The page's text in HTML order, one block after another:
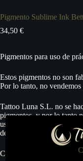
Pigmento Sublime Ink
34,50 €
Pigmentos para uso de
Estos pigmentos no son
Por lo tanto, no vendemos
Tattoo Luna S.L. no se
pigmentos, y por lo tanto
uso adecuado para el
destinado este producto.
Cantidad: 15 ml.